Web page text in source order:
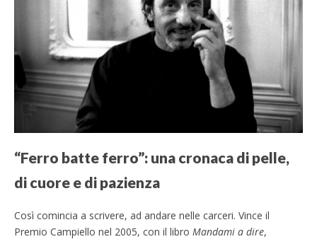
“Ferro batte ferro”: una cronaca di pelle,
di cuore e di pazienza
Così comincia a scrivere, ad andare nelle carceri. Vince il
Premio Campiello nel 2005, con il libro Mandami a dire,